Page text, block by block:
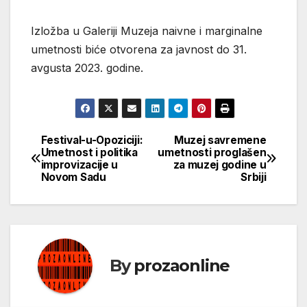
Izložba u Galeriji Muzeja naivne i marginalne
umetnosti biće otvorena za javnost do 31.
avgusta 2023. godine.
Кретање
чланка
Muzej savremene
umetnosti proglašen
za muzej godine u
Srbiji
Festival-u-Opoziciji:
Umetnost i politika
improvizacije u
Novom Sadu
Byprozaonline